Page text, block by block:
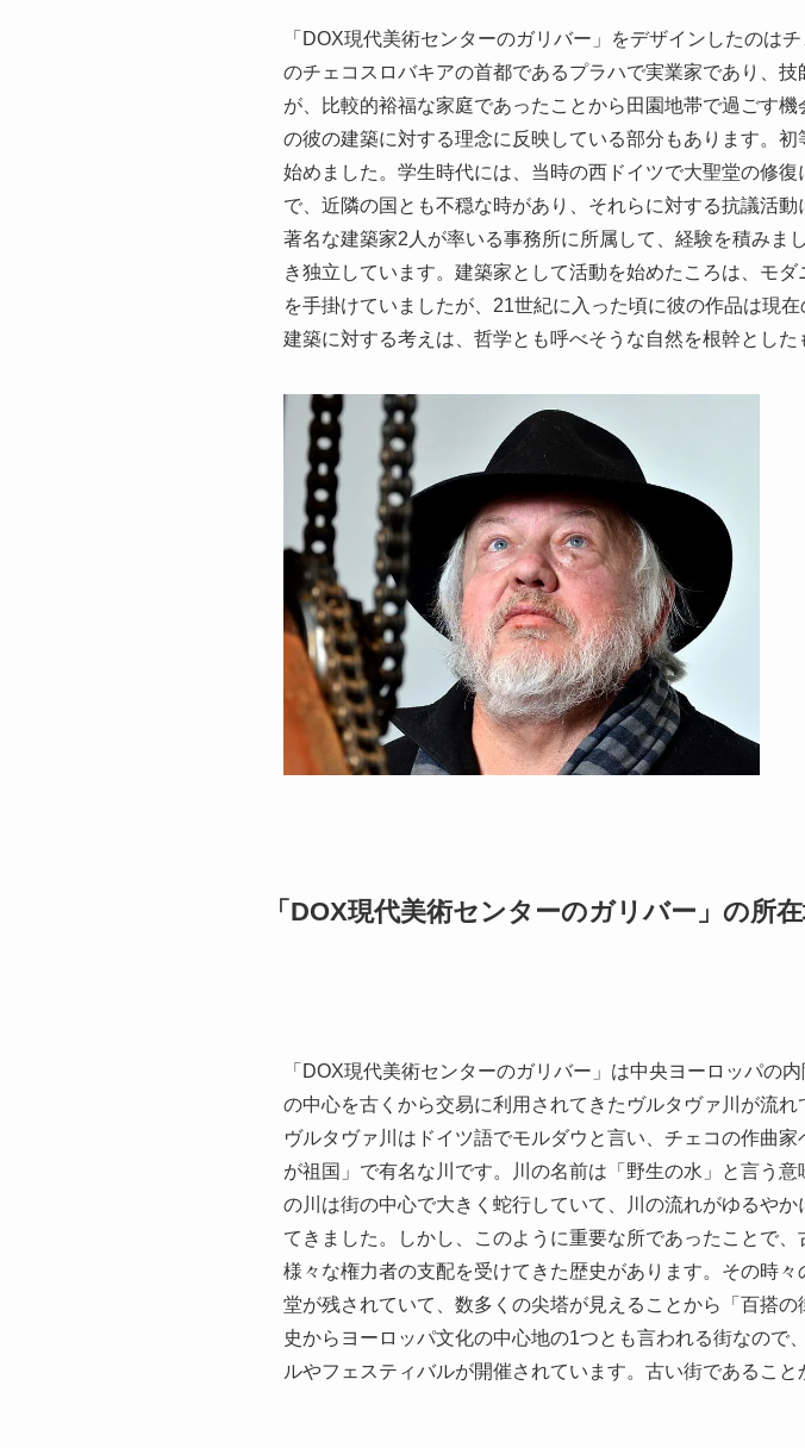
「DOX現代美術センターのガリバー」をデザインしたのは
のチェコスロバキアの首都であるプラハで実業家であり、
が、比較的裕福な家庭であったことから田園地帯で過ごす
の彼の建築に対する理念に反映している部分もあります。
始めました。学生時代には、当時の西ドイツで大聖堂の修
で、近隣の国とも不穏な時があり、それらに対する抗議活
著名な建築家2人が率いる事務所に所属して、経験を積みま
き独立しています。建築家として活動を始めたころは、モ
を手掛けていましたが、21世紀に入った頃に彼の作品は現
建築に対する考えは、哲学とも呼べそうな自然を根幹とした
「DOX現代美術センターのガリバー」の所
「DOX現代美術センターのガリバー」は中央ヨーロッパの
の中心を古くから交易に利用されてきたヴルタヴァ川が流
ヴルタヴァ川はドイツ語でモルダウと言い、チェコの作曲
が祖国」で有名な川です。川の名前は「野生の水」と言う
の川は街の中心で大きく蛇行していて、川の流れがゆるや
てきました。しかし、このように重要な所であったことで
様々な権力者の支配を受けてきた歴史があります。その時
堂が残されていて、数多くの尖塔が見えることから「百搭
史からヨーロッパ文化の中心地の1つとも言われる街なの
ルやフェスティバルが開催されています。古い街であるこ